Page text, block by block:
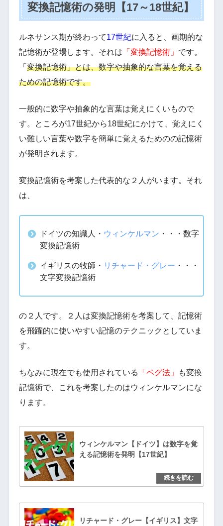
変換記憶術の発明【17～18世紀】
ルネサンス期が終わって17世紀に入ると、画期的な
記憶術が登場します。それは 「変換記憶術」 です。
「 変換記憶術」とは、数字や抽象的な言葉を覚える
ための記憶術です。
一般的に数字や抽象的な言葉は覚えにくいもので
す。ところが17世紀から18世紀にかけて、覚えにく
い難しい言葉や数字を簡単に覚えるためのの記憶術
が発明されます。
変換記憶術を考案した代表的な２人がいます。それ
は、
ドイツの知識人・ ウィンケルマン ・・・数字
変換記憶術
イギリスの牧師・ リチャード・グレー ・・・
文字変換記憶術
の２人です。２人は変換記憶術を考案して、記憶術
を飛躍的に使いやすい記憶のテクニックとしていま
す。
ちなみに現在でも使用されている 「ペグ法」
も変換
記憶術で、これを考案したのはウィンケルマンにな
ります。
ウィンケルマン【ドイツ】は数字を覚
える記憶術を発明【17世紀】
リチャード・グレー【イギリス】文字